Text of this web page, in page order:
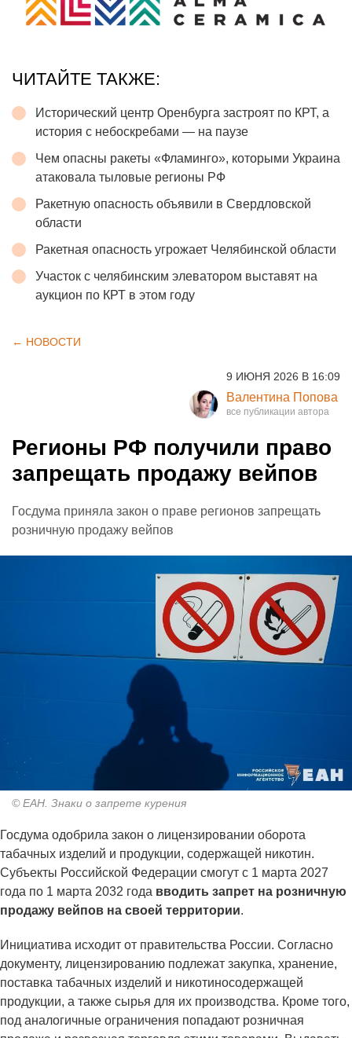
ЧИТАЙТЕ ТАКЖЕ:
Исторический центр Оренбурга застроят по КРТ, а
история с небоскребами — на паузе
Чем опасны ракеты «Фламинго», которыми Украина
атаковала тыловые регионы РФ
Ракетную опасность объявили в Свердловской
области
Ракетная опасность угрожает Челябинской области
Участок с челябинским элеватором выставят на
аукцион по КРТ в этом году
← НОВОСТИ
9 ИЮНЯ 2026 В 16:09
Валентина Попова
Регионы РФ получили право
запрещать продажу вейпов
Госдума приняла закон о праве регионов запрещать
розничную продажу вейпов
© ЕАН. Знаки о запрете курения
Госдума одобрила закон о лицензировании оборота
табачных изделий и продукции, содержащей никотин.
Субъекты Российской Федерации смогут с 1 марта 2027
года по 1 марта 2032 года вводить запрет на розничную
продажу вейпов на своей территории.
Инициатива исходит от правительства России. Согласно
документу, лицензированию подлежат закупка, хранение,
поставка табачных изделий и никотиносодержащей
продукции, а также сырья для их производства. Кроме того,
под аналогичные ограничения попадают розничная